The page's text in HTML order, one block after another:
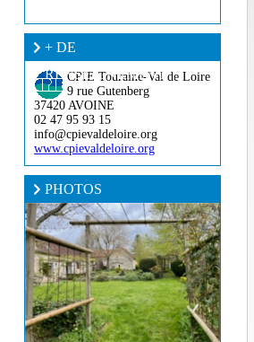
+ DE
RENSEIGNEMENT ?
CPIE Touraine-Val de Loire
9 rue Gutenberg
37420 AVOINE
02 47 95 93 15
info@cpievaldeloire.org
www.cpievaldeloire.org
PHOTOS